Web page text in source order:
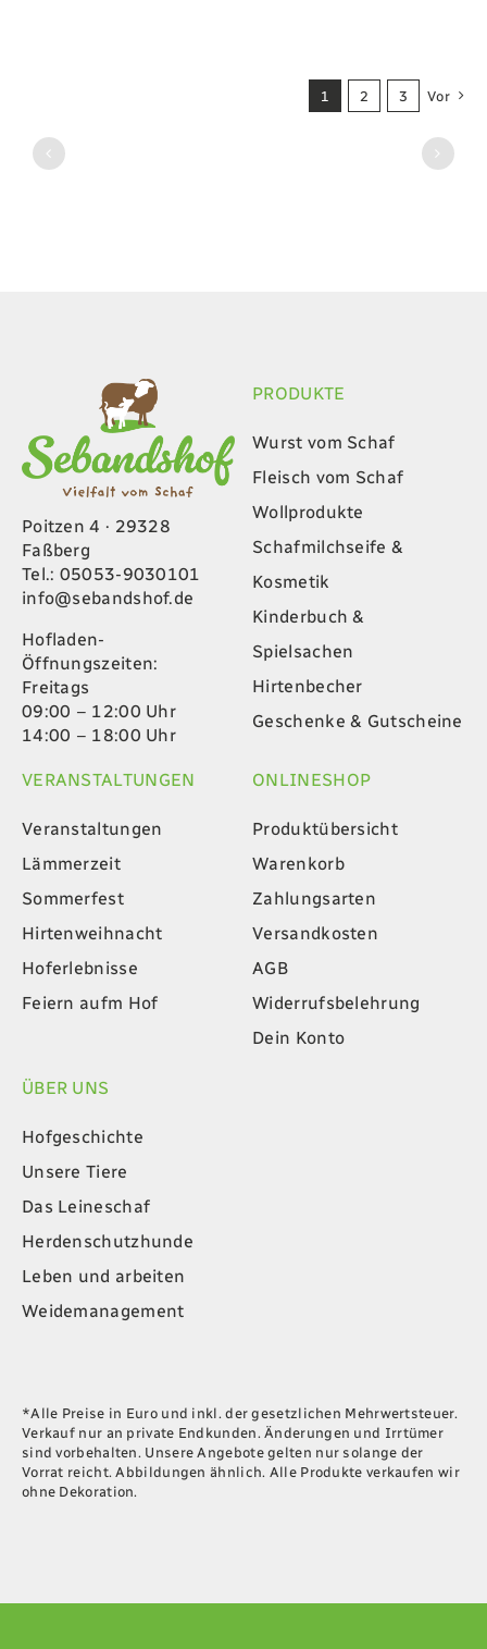
1 2 3 Vor
Poitzen 4 · 29328
Faßberg
Tel.: 05053-9030101
info@sebandshof.de
Hofladen-
Öffnungszeiten:
Freitags
09:00 – 12:00 Uhr
14:00 – 18:00 Uhr
PRODUKTE
Wurst vom Schaf
Fleisch vom Schaf
Wollprodukte
Schafmilchseife &
Kosmetik
Kinderbuch &
Spielsachen
Hirtenbecher
Geschenke & Gutscheine
VERANSTALTUNGEN
Veranstaltungen
Lämmerzeit
Sommerfest
Hirtenweihnacht
Hoferlebnisse
Feiern aufm Hof
ONLINESHOP
Produktübersicht
Warenkorb
Zahlungsarten
Versandkosten
AGB
Widerrufsbelehrung
Dein Konto
ÜBER UNS
Hofgeschichte
Unsere Tiere
Das Leineschaf
Herdenschutzhunde
Leben und arbeiten
Weidemanagement
*Alle Preise in Euro und inkl. der gesetzlichen Mehrwertsteuer.
Verkauf nur an private Endkunden. Änderungen und Irrtümer
sind vorbehalten. Unsere Angebote gelten nur solange der
Vorrat reicht. Abbildungen ähnlich. Alle Produkte verkaufen wir
ohne Dekoration.